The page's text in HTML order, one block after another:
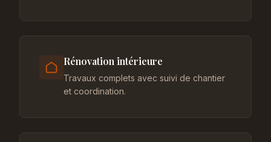
Rénovation intérieure
Travaux complets avec suivi de chantier
et coordination.